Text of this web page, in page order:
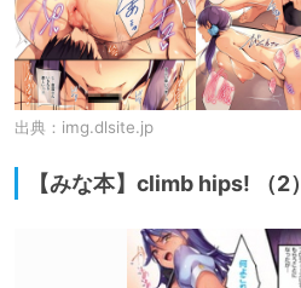
出典： img.dlsite.jp
【みな本】climb hips! （2）